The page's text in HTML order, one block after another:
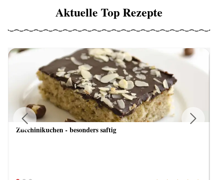
Aktuelle Top Rezepte
Zucchinikuchen - besonders saftig
Previous